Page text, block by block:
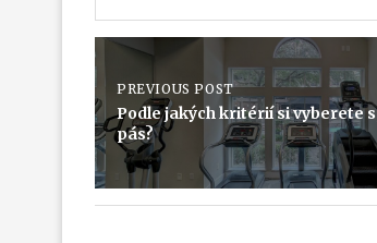
PREVIOUS POST
Podle jakých kritérií si vyberete
pás?